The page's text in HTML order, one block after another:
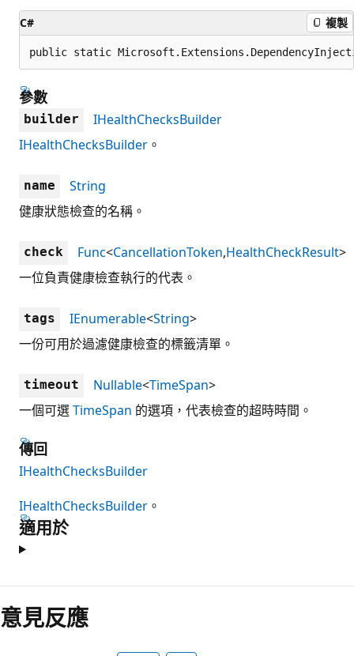
C# 複製
public static
參數
builder
IHealthChecksBuilder
IHealthChecksBuilder 。
name
String
健康狀態檢查的名稱。
check Func<CancellationToken,HealthCheckResult>
一位負責健康檢查執行的代表。
tags IEnumerable<String>
一份可用於過濾健康檢查的標籤清單。
timeout Nullable<TimeSpan>
一個可選TimeSpan 的選項，代表檢查的超時時間。
傳回
IHealthChecksBuilder
IHealthChecksBuilder 。
適用於
意見反應